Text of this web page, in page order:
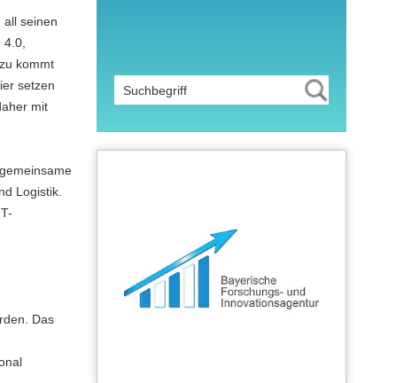
seinen
kommt
setzen
mit
Logistik.
Das